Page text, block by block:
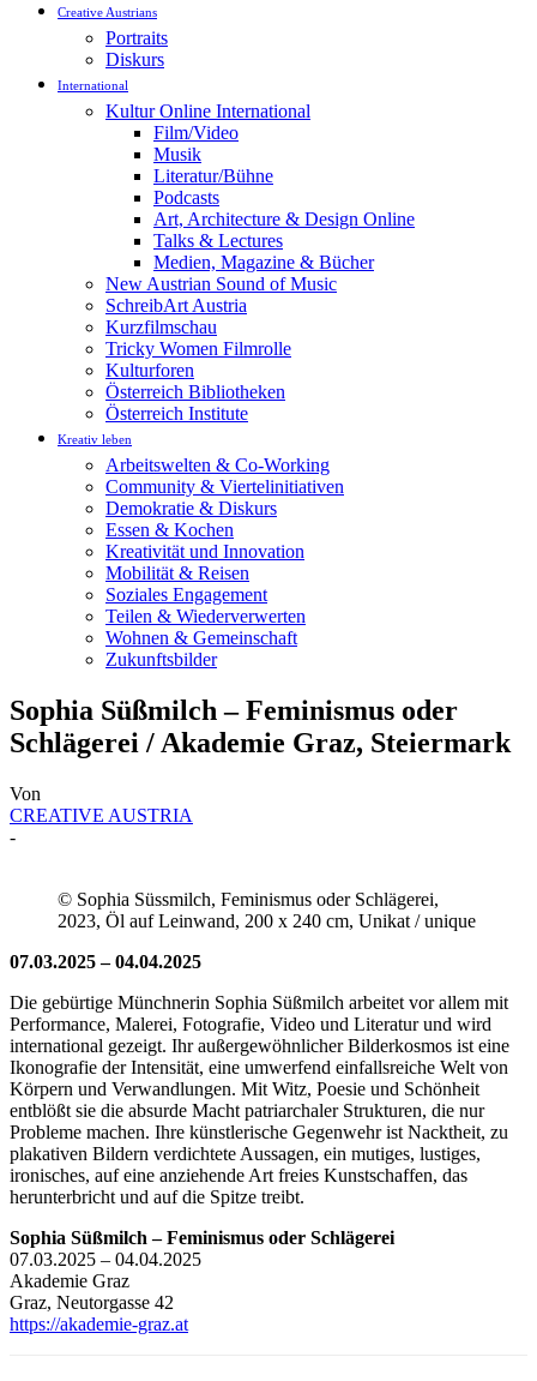
Creative Austrians
Portraits
Diskurs
International
Kultur Online International
Film/Video
Musik
Literatur/Bühne
Podcasts
Art, Architecture & Design Online
Talks & Lectures
Medien, Magazine & Bücher
New Austrian Sound of Music
SchreibArt Austria
Kurzfilmschau
Tricky Women Filmrolle
Kulturforen
Österreich Bibliotheken
Österreich Institute
Kreativ leben
Arbeitswelten & Co-Working
Community & Viertelinitiativen
Demokratie & Diskurs
Essen & Kochen
Kreativität und Innovation
Mobilität & Reisen
Soziales Engagement
Teilen & Wiederverwerten
Wohnen & Gemeinschaft
Zukunftsbilder
Sophia Süßmilch – Feminismus oder
Schlägerei / Akademie Graz, Steiermark
Von
CREATIVE AUSTRIA
-
© Sophia Süssmilch, Feminismus oder Schlägerei,
2023, Öl auf Leinwand, 200 x 240 cm, Unikat / unique
07.03.2025 – 04.04.2025
Die gebürtige Münchnerin Sophia Süßmilch arbeitet vor allem mit
Performance, Malerei, Fotografie, Video und Literatur und wird
international gezeigt. Ihr außergewöhnlicher Bilderkosmos ist eine
Ikonografie der Intensität, eine umwerfend einfallsreiche Welt von
Körpern und Verwandlungen. Mit Witz, Poesie und Schönheit
entblößt sie die absurde Macht patriarchaler Strukturen, die nur
Probleme machen. Ihre künstlerische Gegenwehr ist Nacktheit, zu
plakativen Bildern verdichtete Aussagen, ein mutiges, lustiges,
ironisches, auf eine anziehende Art freies Kunstschaffen, das
herunterbricht und auf die Spitze treibt.
Sophia Süßmilch – Feminismus oder Schlägerei
07.03.2025 – 04.04.2025
Akademie Graz
Graz, Neutorgasse 42
https://akademie-graz.at